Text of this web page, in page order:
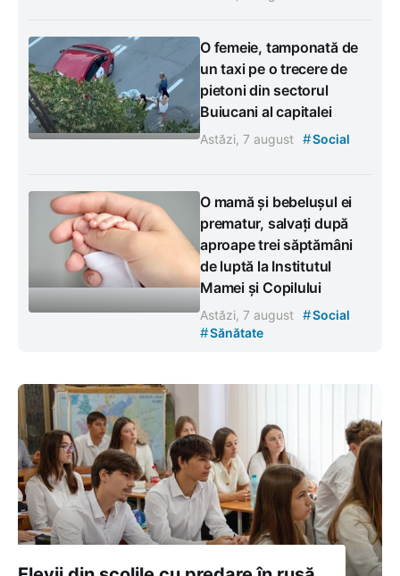
O femeie, tamponată de
un taxi pe o trecere de
pietoni din sectorul
Buiucani al capitalei
Astăzi, 7 august #Social
O mamă și bebelușul ei
prematur, salvați după
aproape trei săptămâni
de luptă la Institutul
Mamei și Copilului
Astăzi, 7 august #Social
#Sănătate